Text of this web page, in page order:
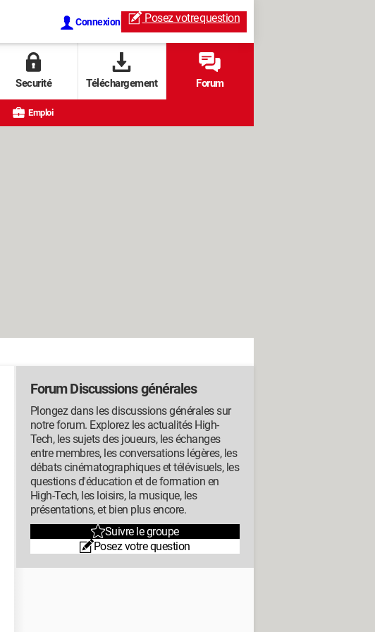
Connexion Posez votrequestion
Securité Téléchargement Forum
Emploi
Forum Discussions générales
Plongez dans les discussions générales sur
notre forum. Explorez les actualités High-
Tech, les sujets des joueurs, les échanges
entre membres, les conversations légères, les
débats cinématographiques et télévisuels, les
questions d'éducation et de formation en
High-Tech, les loisirs, la musique, les
présentations, et bien plus encore.
Suivre le groupe
Posez votre question